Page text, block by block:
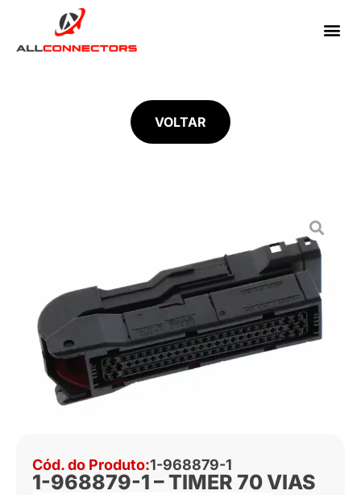
VOLTAR
Cód. do Produto:1-968879-1
1-968879-1 – TIMER 70 VIAS